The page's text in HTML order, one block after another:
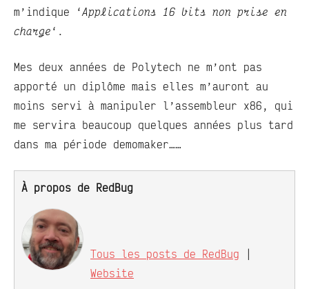
m’indique ‘Applications 16 bits non prise en
charge ‘.
Mes deux années de Polytech ne m’ont pas
apporté un diplôme mais elles m’auront au
moins servi à manipuler l’assembleur x86, qui
me servira beaucoup quelques années plus tard
dans ma période demomaker……
À propos de RedBug
Tous les posts de RedBug |
Website